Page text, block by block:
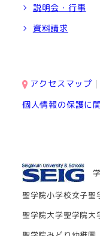
説明会・行事
資料請求
アクセスマップ
個人情報の保護に
学
聖学院小学校女子聖
聖学院大学聖学院大